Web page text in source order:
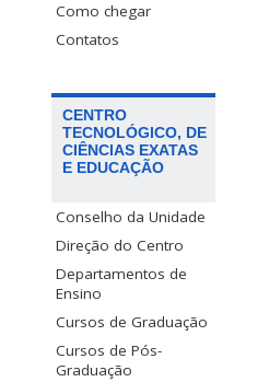
Como chegar
Contatos
CENTRO
TECNOLÓGICO, DE
CIÊNCIAS EXATAS
E EDUCAÇÃO
Conselho da Unidade
Direção do Centro
Departamentos de
Ensino
Cursos de Graduação
Cursos de Pós-
Graduação